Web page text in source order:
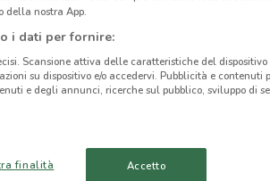
SESTO CALENDE
BUSTO ARSIZIO
della nostra App.
i dati per fornire:
Scansione attiva delle caratteristiche del
su dispositivo e/o accedervi. Pubblicità e contenuti
e degli annunci, ricerche sul pubblico, sviluppo di
finalità Accetto